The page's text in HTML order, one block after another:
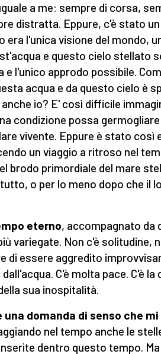
a me: sempre di corsa,
distratta. Eppure, c'è stato
era l'unica visione del mondo,
e questo cielo stellato
l'unico approdo possibile.
acqua e da questo cielo è
io? E' così difficile
condizione possa
vivente. Eppure è stato così
un viaggio a ritroso nel
brodo primordiale del mare
o per lo meno dopo che il
eterno, accompagnato da
variegate. Non c'è solitudine,
di essere aggredito
C'è molta pace. C'è la
sua inospitalità.
domanda di senso che
nel tempo anche le
dentro questo tempo.